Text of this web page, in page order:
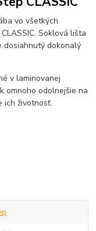
vo všetkých
Soklová lišta
dosiahnutý dokonalý
v laminovanej
omnoho odolnejšie na
ich životnosť.